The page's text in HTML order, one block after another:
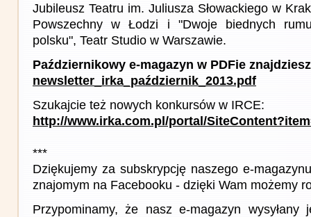
Jubileusz Teatru im. Juliusza Słowackiego w
Powszechny w Łodzi i "Dwoje biednych
polsku", Teatr Studio w Warszawie.
Październikowy e-magazyn w PDFie
newsletter_irka_październik_2013.pdf
Szukajcie też nowych konkursów w IRCE:
http://www.irka.com.pl/portal/
***
Dziękujemy za subskrypcję naszego e-
znajomym na Facebooku - dzięki Wam możemy
Przypominamy, że nasz e-magazyn